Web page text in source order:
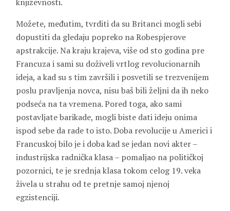
Možete, međutim, tvrditi da su Britanci mogli sebi
dopustiti da gledaju popreko na Robespjerove
apstrakcije. Na kraju krajeva, više od sto godina pre
Francuza i sami su doživeli vrtlog revolucionarnih
ideja, a kad su s tim završili i posvetili se trezvenijem
poslu pravljenja novca, nisu baš bili željni da ih neko
podseća na ta vremena. Pored toga, ako sami
postavljate barikade, mogli biste dati ideju onima
ispod sebe da rade to isto. Doba revolucije u Americi i
Francuskoj bilo je i doba kad se jedan novi akter –
industrijska radnička klasa – pomaljao na političkoj
pozornici, te je srednja klasa tokom celog 19. veka
živela u strahu od te pretnje samoj njenoj
egzistenciji.